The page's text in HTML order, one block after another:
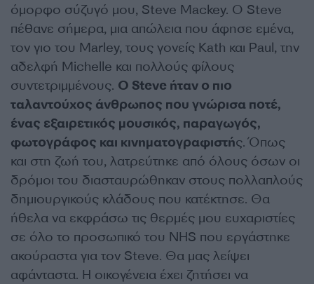
όμορφο σύζυγό μου, Steve Mackey. Ο Steve
πέθανε σήμερα, μια απώλεια που άφησε εμένα,
τον γιο του Marley, τους γονείς Kath και Paul, την
αδελφή Michelle και πολλούς φίλους
συντετριμμένους. Ο Steve ήταν ο πιο
ταλαντούχος άνθρωπος που γνώρισα ποτέ,
ένας εξαιρετικός μουσικός, παραγωγός,
φωτογράφος και κινηματογραφιστής. Όπως
και στη ζωή του, λατρεύτηκε από όλους όσων οι
δρόμοι του διασταυρώθηκαν στους πολλαπλούς
δημιουργικούς κλάδους που κατέκτησε. Θα
ήθελα να εκφράσω τις θερμές μου ευχαριστίες
σε όλο το προσωπικό του NHS που εργάστηκε
ακούραστα για τον Steve. Θα μας λείψει
αφάνταστα. Η οικογένεια έχει ζητήσει να